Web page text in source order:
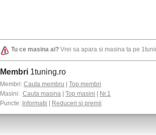
Tu ce masina ai? Vrei sa apara si masina ta pe
Membri 1tuning.ro
Membri: Cauta membru
Top membri
Masini: Cauta masina Top masini
Nr.1
Puncte: Informatii Reduceri si premii